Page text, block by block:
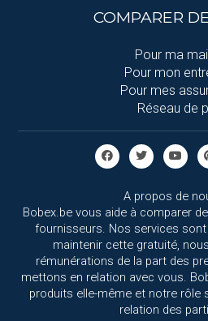
COMPARER
Pour ma
Pour mon
Pour mes
Réseau de
A propos de
Bobex.be vous aide à comparer
fournisseurs. Nos services
maintenir cette gratuité,
rémunérations de la part des
mettons en relation avec vous.
produits elle-même et notre rôle
relation des